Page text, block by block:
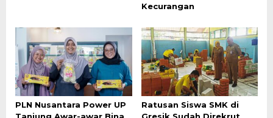
Kecurangan
PLN Nusantara Power UP
Ratusan Siswa SMK di